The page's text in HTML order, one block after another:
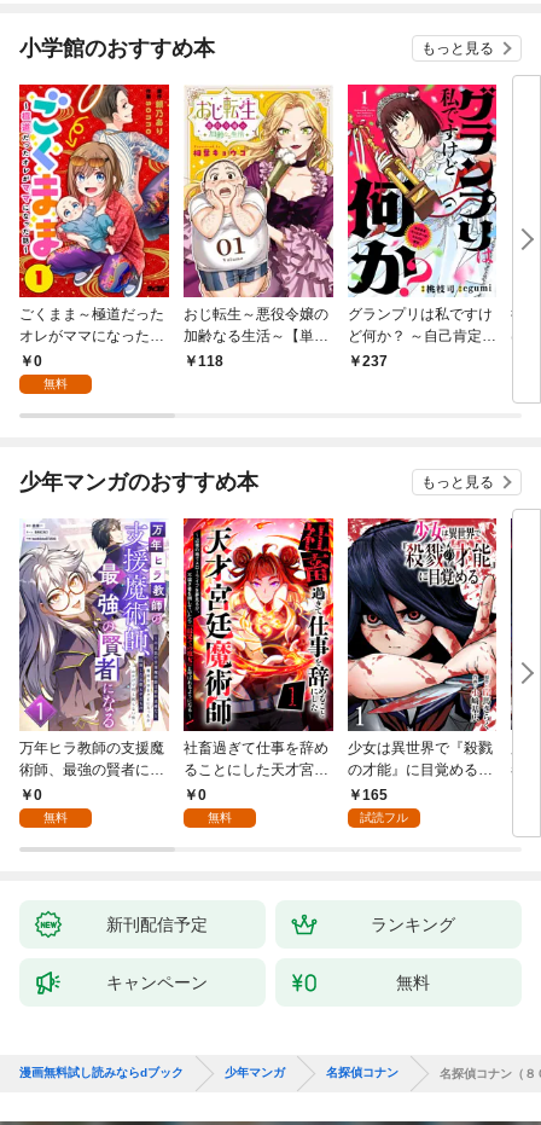
小学館のおすすめ本 もっと見る
ごくまま～極道だった
オレがママになった話
～【単話】（１）
0
無料
おじ転生～悪役令嬢の
加齢なる生活～【単
話】（１）
118
グランプリは私ですけ
ど何か？ ～自己肯定モ
ンスターのミスコン無
237
後
は
少年マンガのおすすめ本 もっと見る
万年ヒラ教師の支援魔
術師、最強の賢者にな
る～不人気の支援魔術
師は給料泥棒だと魔術
が、出世した元教え子
0
無料
社畜過ぎて仕事を辞め
ることにした天才宮廷
魔術師～辺境の地でス
ローライフを夢見る
0
無料
少女は異世界で『殺戮
の才能』に目覚める
(話売り) #1
165
試読フル
者
新刊配信予定 ランキング
キャンペーン 無料
漫画無料試し読みならdブック 少年マンガ 名探偵コナン 名探偵コナン（８